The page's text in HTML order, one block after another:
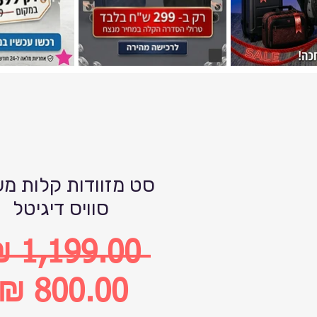
סט מזוודות קלות
סוויס דיגיטל
‏1,199.00 ‏₪
מחיר
‏800.00 ‏₪